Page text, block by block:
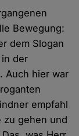
Bewegung:
dem Slogan
der
Auch hier war
empfahl
zu gehen und